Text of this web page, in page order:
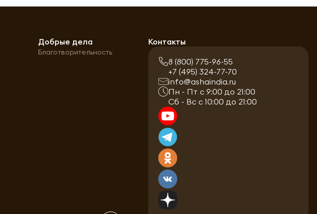
Добрые дела
Благотворительность
Контакты
8 (800) 775-96-55
+7 (495) 324-77-70
info@ashaindia.ru
Пн - Пт с 9:00 до 21:00
Сб - Вс с 10:00 до 21:00